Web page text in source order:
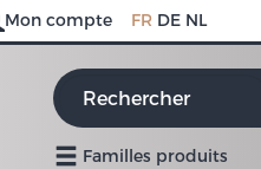
Mon compte FR DE NL
Familles produits